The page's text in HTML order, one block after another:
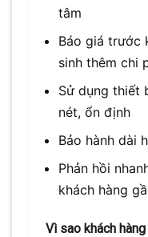
tâm
Báo giá trước
sinh thêm chi
Sử dụng thiết
nét, ổn định
Bảo hành dài
Phản hồi
khách hàng
Vì sao khách